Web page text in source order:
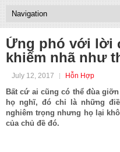
Ứng phó với lời
khiếm nhã như
July 12, 2017 Hỗn Hợp
Bất cứ ai cũng có thể đùa
họ nghĩ, đó chỉ là những
nghiêm trọng nhưng họ lại
của chủ đề đó.